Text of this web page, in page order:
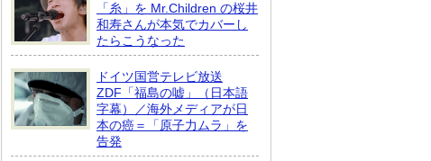
「糸」を Mr.Children の桜井
和寿さんが本気でカバーし
たらこうなった
ドイツ国営テレビ放送
ZDF「福島の嘘」（日本語
字幕）／海外メディアが日
本の癌＝「原子力ムラ」を
告発